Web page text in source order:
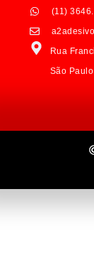
(11)
Rua
São